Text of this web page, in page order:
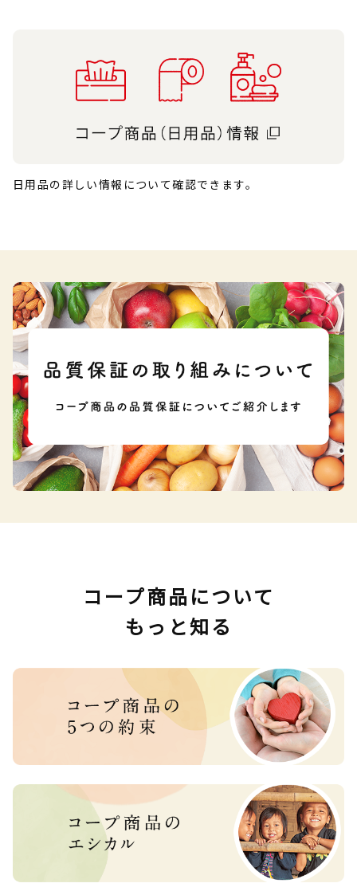
日用品の詳しい情報について確認できます。
コープ商品について
もっと知る